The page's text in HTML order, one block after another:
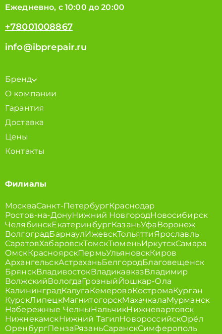
Ежедневно, с 10:00 до 20:00
+78001008867
info@ibprepair.ru
Бренд
О компании
Гарантия
Доставка
Цены
Контакты
Филиалы
МоскваСанкт-ПетербургКраснодар
Ростов-на-ДонуНижний НовгородНовосибирск
ЧелябинскЕкатеринбургКазаньУфаВоронеж
ВолгоградБарнаулИжевскТольяттиЯрославль
СаратовХабаровскТомскТюменьИркутскСамара
ОмскКрасноярскПермьУльяновскКиров
АрхангельскАстраханьБелгородБлаговещенск
БрянскВладивостокВладикавказВладимир
ВолжскийВологдаГрозныйЙошкар-Ола
КалининградКалугаКемеровоКостромаКурган
КурскЛипецкМагнитогорскМахачкалаМурманск
Набережные ЧелныНальчикНижневартовск
НижнекамскНижний ТагилНовороссийскОрёл
ОренбургПензаРязаньСаранскСимферополь